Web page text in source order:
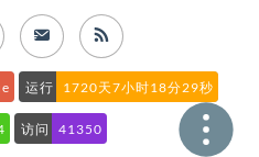
运行 1720天7小时18分29秒
访问 41350